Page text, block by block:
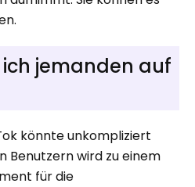
jemanden auf
könnte unkompliziert
Benutzern wird zu einem
für die